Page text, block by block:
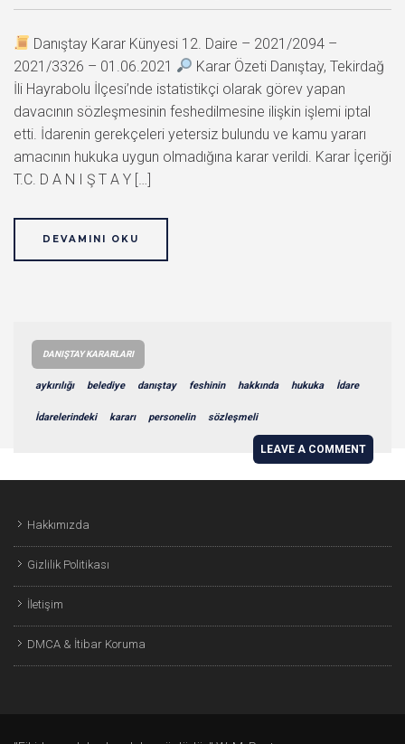
Danıştay Karar Künyesi 12. Daire – 2021/2094 –
2021/3326 – 01.06.2021
Karar Özeti Danıştay, Tekirdağ
İli Hayrabolu İlçesi’nde istatistikçi olarak görev yapan
davacının sözleşmesinin feshedilmesine ilişkin işlemi iptal
etti. İdarenin gerekçeleri yetersiz bulundu ve kamu yararı
amacının hukuka uygun olmadığına karar verildi. Karar İçeriği
T.C. D A N I Ş T A Y […]
DEVAMINI OKU
DANIŞTAY KARARLARI
aykırılığı belediye danıştay feshinin hakkında hukuka İdare
İdarelerindeki kararı personelin sözleşmeli
LEAVE A COMMENT
Hakkımızda
Gizlilik Politikası
İletişim
DMCA & İtibar Koruma